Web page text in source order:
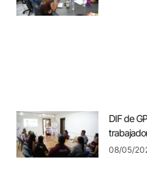
DIF de
08/05/